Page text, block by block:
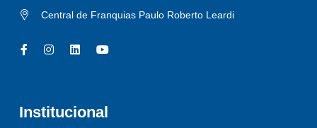
Central de Franquias Paulo Roberto Leardi
Institucional